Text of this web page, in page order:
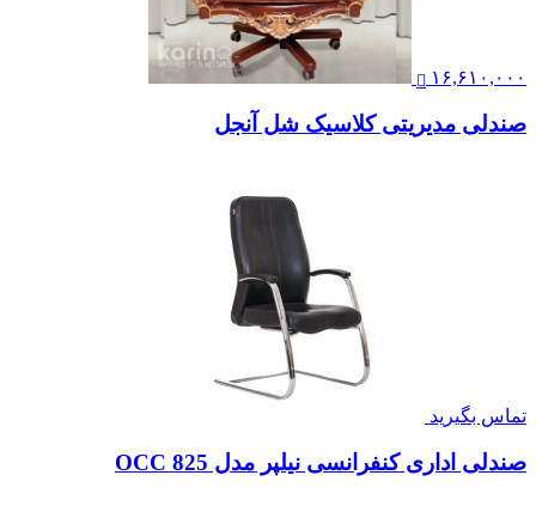
۱۶,۶۱۰,۰۰۰
صندلی مدیریتی کلاسیک شل آنجل
تماس بگیرید
صندلی اداری کنفرانسی نیلپر مدل OCC 825